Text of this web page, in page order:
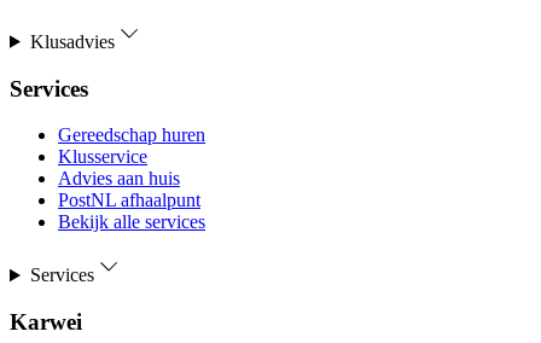
Klusadvies
Services
Gereedschap huren
Klusservice
Advies aan huis
PostNL afhaalpunt
Bekijk alle services
Services
Karwei